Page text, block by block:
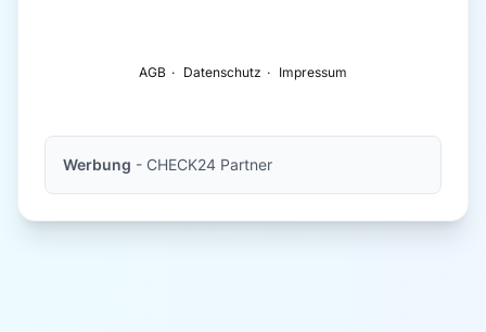
Werbung - CHECK24 Partner